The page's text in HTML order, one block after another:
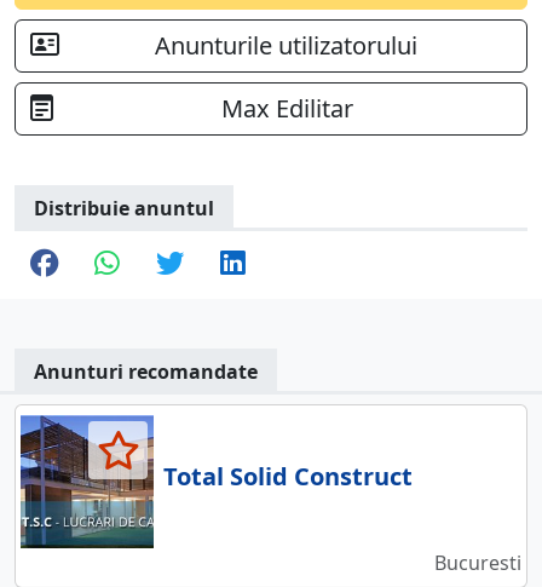
Anunturile utilizatorului
Max Edilitar
Distribuie anuntul
Anunturi recomandate
Total Solid Construct
Bucuresti